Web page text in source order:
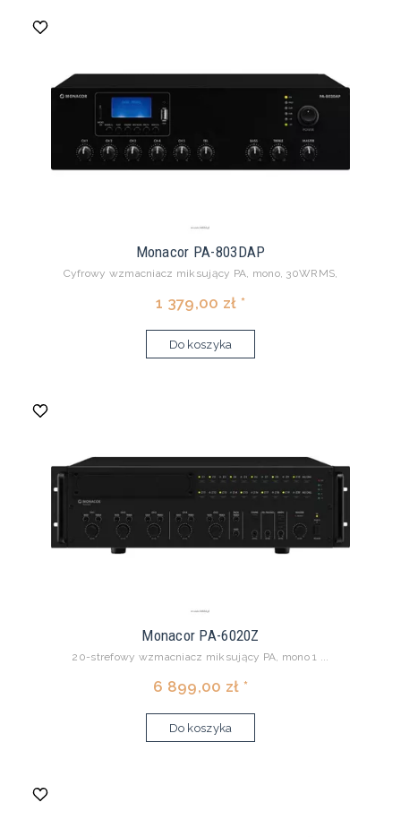
Monacor PA-803DAP
Cyfrowy wzmacniacz miksujący PA, mono, 30WRMS,
1 379,00 zł *
Do koszyka
Monacor PA-6020Z
20-strefowy wzmacniacz miksujący PA, mono 1 ...
6 899,00 zł *
Do koszyka